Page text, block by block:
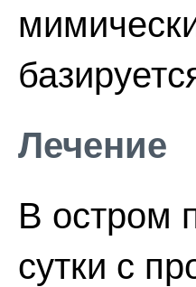
Лечение
В остром
сутки с